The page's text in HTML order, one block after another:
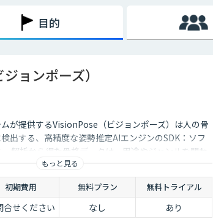
目的
ョンポーズ）
が提供するVisionPose（ビジョンポーズ）は人の骨
出する、高精度な姿勢推定AIエンジンのSDK：ソフ
解析から得た骨格データは、用途やジャンルを問わ
利用できます。
もっと見る
初期費用 無料プラン 無料トライアル
合せください なし あり